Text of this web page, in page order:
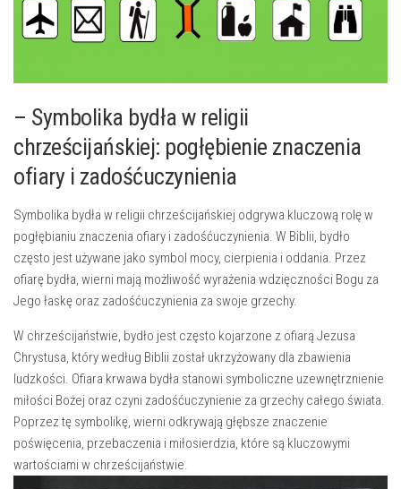
– Symbolika bydła w religii
chrześcijańskiej: pogłębienie znaczenia
ofiary i zadośćuczynienia
Symbolika bydła w religii‍ chrześcijańskiej odgrywa kluczową rolę w
pogłębianiu znaczenia ofiary i zadośćuczynienia. W Biblii, bydło
często jest używane jako symbol mocy, cierpienia i oddania. Przez
ofiarę bydła, wierni mają możliwość wyrażenia wdzięczności ⁣Bogu za
Jego ⁤łaskę oraz zadośćuczynienia za swoje grzechy.
W chrześcijaństwie, bydło jest ‍często kojarzone z ofiarą ‌Jezusa‌
Chrystusa,⁣ który według Biblii został ⁣ukrzyżowany‍ dla zbawienia
ludzkości. Ofiara krwawa bydła stanowi symboliczne uzewnętrznienie‍
miłości Bożej oraz⁣ czyni zadośćuczynienie ‌za grzechy całego ⁤świata.
⁢Poprzez⁢ tę symbolikę, wierni odkrywają głębsze znaczenie‌
poświęcenia, przebaczenia i miłosierdzia, ‌które‌ są kluczowymi
wartościami​ w chrześcijaństwie.